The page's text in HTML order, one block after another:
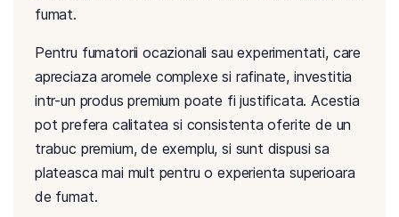
fumat.
Pentru fumatorii ocazionali sau experimentati, care
apreciaza aromele complexe si rafinate, investitia
intr-un produs premium poate fi justificata. Acestia
pot prefera calitatea si consistenta oferite de un
trabuc premium, de exemplu, si sunt dispusi sa
plateasca mai mult pentru o experienta superioara
de fumat.